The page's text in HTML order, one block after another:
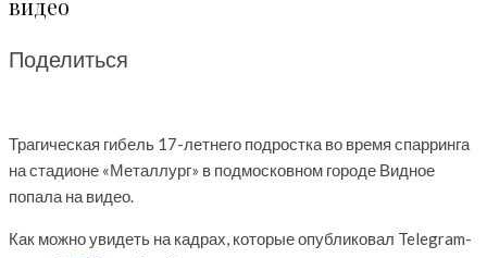
Поделиться
Трагическая гибель 17-летнего подростка во время спарринга
на стадионе «Металлург» в подмосковном городе Видное
попала на видео.
Как можно увидеть на кадрах, которые опубликовал Telegram-